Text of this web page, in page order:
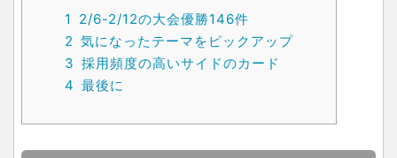
1
2/6-2/12の大会優勝146件
2 気になったテーマをピックアップ
3 採用頻度の高いサイドのカード
4 最後に